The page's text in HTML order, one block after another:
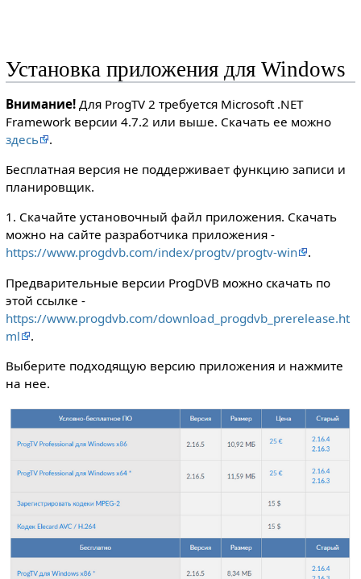
Установка приложения для Windows
Внимание!Для ProgTV 2 требуется Microsoft .NET
Framework версии 4.7.2 или выше. Скачать ее можно
здесь
.
Бесплатная версия не поддерживает функцию записи и
планировщик.
1. Скачайте установочный файл приложения. Скачать
можно на сайте разработчика приложения -
https://www.progdvb.com/index/progtv/progtv-win
.
Предварительные версии ProgDVB можно скачать по
этой ссылке -
https://www.progdvb.com/download_progdvb_prerelease.ht
ml
.
Выберите подходящую версию приложения и нажмите
на нее.